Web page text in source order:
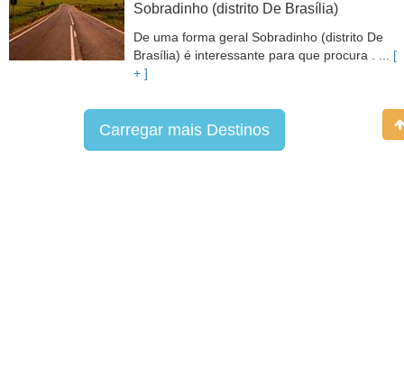
Sobradinho (distrito De Brasília)
De uma forma geral Sobradinho (distrito De
Brasília) é interessante para que procura . ... [
+ ]
Carregar mais Destinos